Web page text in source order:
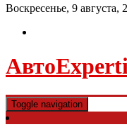
Воскресенье, 9 августа,
Toggle navigation